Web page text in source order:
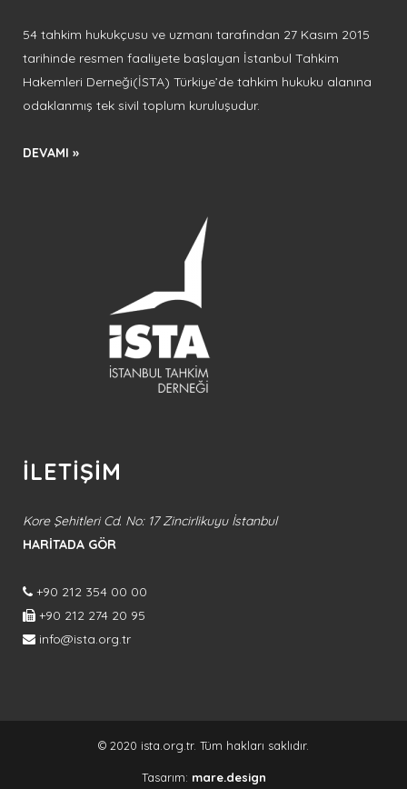
54 tahkim hukukçusu ve uzmanı tarafından 27 Kasım 2015
tarihinde resmen faaliyete başlayan İstanbul Tahkim
Hakemleri Derneği(İSTA) Türkiye’de tahkim hukuku alanına
odaklanmış tek sivil toplum kuruluşudur.
DEVAMI »
İLETİŞİM
Kore Şehitleri Cd. No: 17 Zincirlikuyu İstanbul
HARİTADA GÖR
+90 212 354 00 00
+90 212 274 20 95
info@ista.org.tr
© 2020 ista.org.tr. Tüm hakları saklıdır.
Tasarım: mare.design